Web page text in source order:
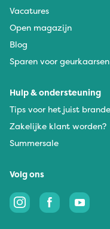
Vacatures
Open magazijn
Blog
Sparen voor geurkaarsen
Hulp & ondersteuning
Tips voor het juist
Zakelijke klant worden?
Summersale
Volg ons